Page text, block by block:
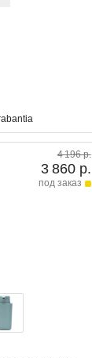
4 196 р.
3 860 р.
под заказ